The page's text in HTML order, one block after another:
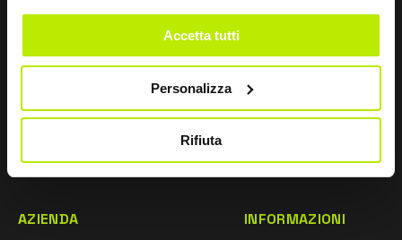
Accetta tutti
Personalizza
Rifiuta
newsletter, anche mediante l’utilizzo di social network
INVIA
AZIENDA INFORMAZIONI